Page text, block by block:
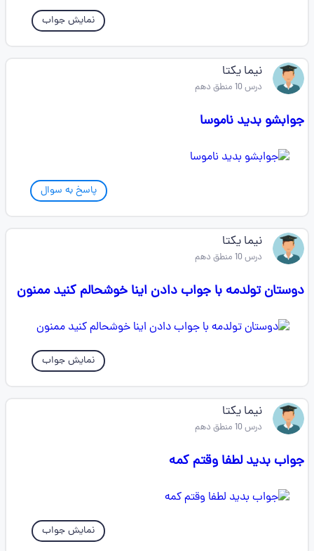
نمایش جواب
نیما یکتا
درس 10 منطق دهم
جوابشو بدید ناموسا
پاسخ به سوال
نیما یکتا
درس 10 منطق دهم
دوستان تولدمه با جواب دادن اینا خوشحالم کنید ممنون
نمایش جواب
نیما یکتا
درس 10 منطق دهم
جواب بدید لطفا وقتم کمه
نمایش جواب